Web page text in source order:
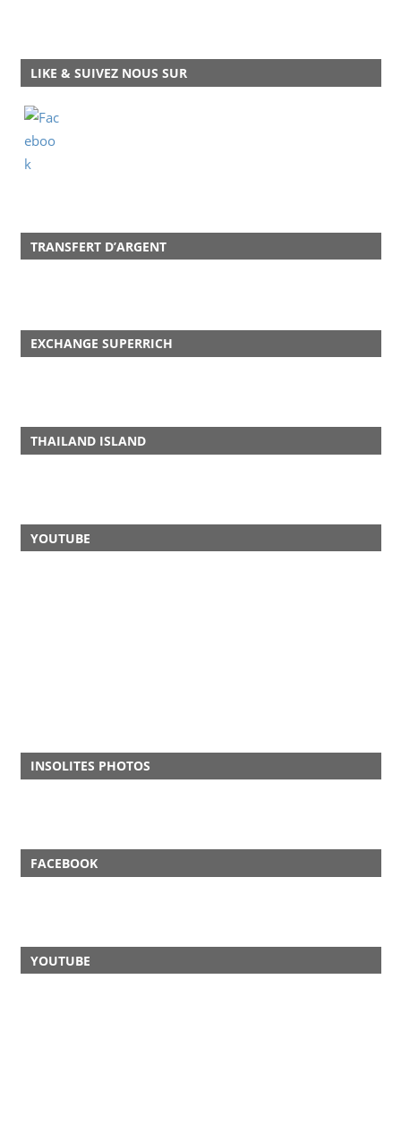
LIKE & SUIVEZ NOUS SUR
TRANSFERT D’ARGENT
EXCHANGE SUPERRICH
THAILAND ISLAND
YOUTUBE
INSOLITES PHOTOS
FACEBOOK
YOUTUBE